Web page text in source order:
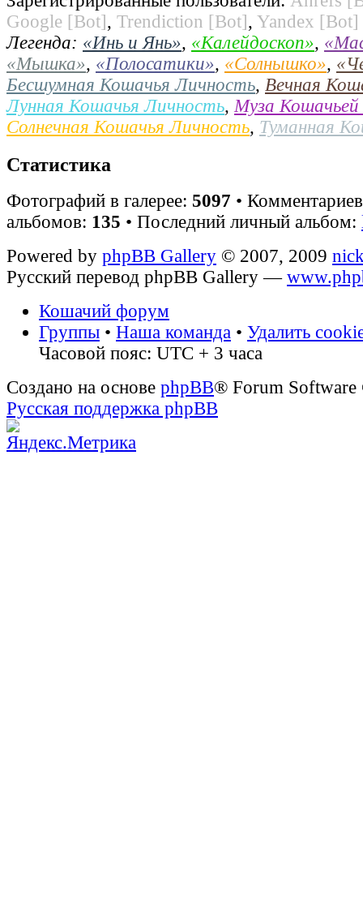
Google [Bot], Trendiction [Bot], Yandex [Bot]
Легенда: «Инь и Янь», «Калейдоскоп»,
«Мышка», «Полосатики», «Солнышко»,
Бесшумная Кошачья Личность, Вечная
Лунная Кошачья Личность, Муза
Солнечная Кошачья Личность, Туманная
Статистика
Фотографий в галерее: 5097 •
альбомов: 135 • Последний личный альбом:
Powered by phpBB Gallery © 2007, 2009
Русский перевод phpBB Gallery —
Кошачий форум
Группы • Наша команда • Удалить
Часовой пояс: UTC + 3 часа
Создано на основе phpBB® Forum
Русская поддержка phpBB